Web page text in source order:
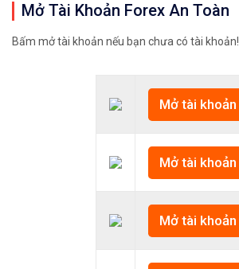
Mở Tài Khoản Forex An Toàn
Bấm mở tài khoản nếu bạn chưa có tài khoản!
Mở tài khoản
Mở tài khoản
Mở tài khoản